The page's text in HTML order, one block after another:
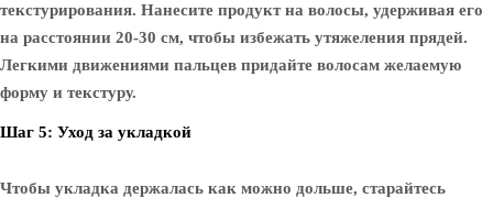
текстурирования. Нанесите продукт на волосы, удерживая его
на расстоянии 20-30 см, чтобы избежать утяжеления прядей.
Легкими движениями пальцев придайте волосам желаемую
форму и текстуру.
Шаг 5: Уход за укладкой
Чтобы укладка держалась как можно дольше, старайтесь